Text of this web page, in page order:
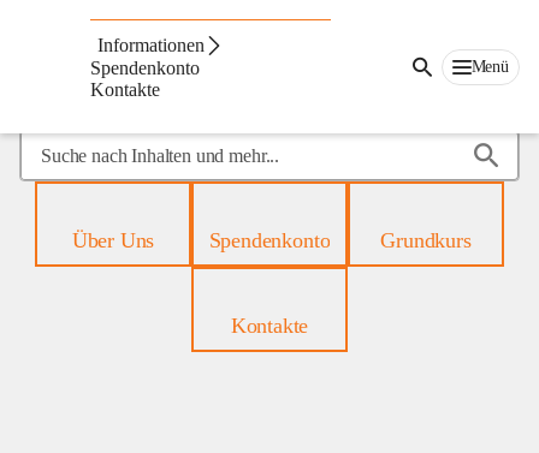
Informationen
Spendenkonto
Kontakte
Menü
Suche
nach
mehr...Über Uns Spendenkonto Grundkurs
Kontakte